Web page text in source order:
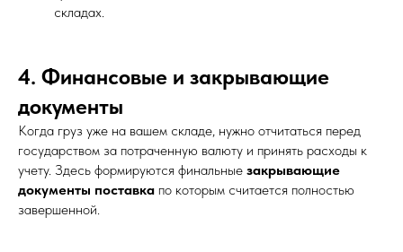
складах.
4. Финансовые и закрывающие
документы
Когда груз уже на вашем складе, нужно отчитаться перед
государством за потраченную валюту и принять расходы к
учету. Здесь формируются финальные закрывающие
документы поставка по которым считается полностью
завершенной.